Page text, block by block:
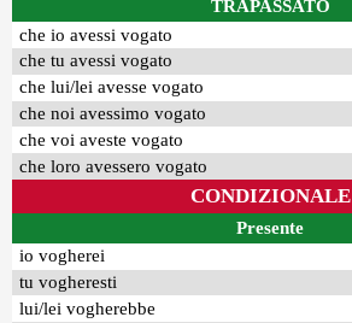
TRAPASSATO
che io avessi vogato
che tu avessi vogato
che lui/lei avesse vogato
che noi avessimo vogato
che voi aveste vogato
che loro avessero vogato
CONDIZIONALE
Presente
io vogherei
tu vogheresti
lui/lei vogherebbe